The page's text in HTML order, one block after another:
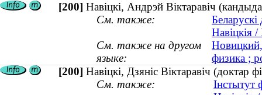
[200] Навіцкi, Андрэй Вiктаравiч
См. также:
Навіцкія
См. также на другом
языке:
физика ;
[200] Навіцкі, Дзяніс Віктаравіч (доктар
См. также:
Інстытут